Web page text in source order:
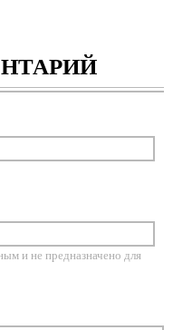
и не предназначено для